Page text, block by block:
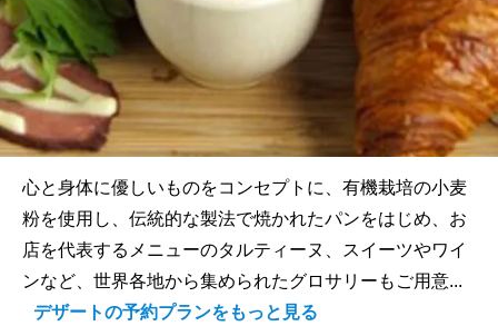
心と身体に優しいものをコンセプトに、有機栽培の小麦
粉を使用し、伝統的な製法で焼かれたパンをはじめ、お
店を代表するメニューのタルティーヌ、スイーツやワイ
ンなど、世界各地から集められたグロサリーもご用意...
デザートの予約プランをもっと見る